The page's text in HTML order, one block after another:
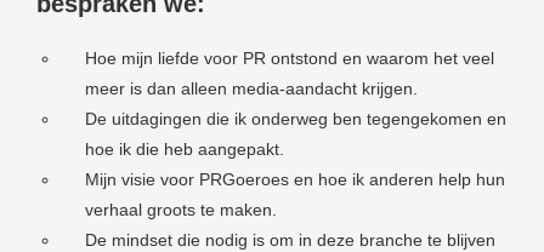
Hoe mijn liefde voor PR ontstond en waarom het veel
meer is dan alleen media-aandacht krijgen.
De uitdagingen die ik onderweg ben tegengekomen en
hoe ik die heb aangepakt.
Mijn visie voor PRGoeroes en hoe ik anderen help hun
verhaal groots te maken.
De mindset die nodig is om in deze branche te blijven